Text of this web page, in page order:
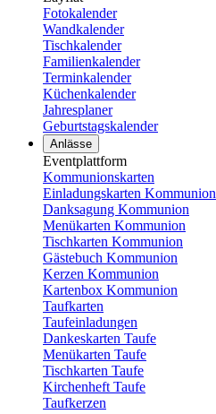
Fotokalender
Wandkalender
Tischkalender
Familienkalender
Terminkalender
Küchenkalender
Jahresplaner
Geburtstagskalender
Anlässe
Eventplattform
Kommunionskarten
Einladungskarten Kommunion
Danksagung Kommunion
Menükarten Kommunion
Tischkarten Kommunion
Gästebuch Kommunion
Kerzen Kommunion
Kartenbox Kommunion
Taufkarten
Taufeinladungen
Dankeskarten Taufe
Menükarten Taufe
Tischkarten Taufe
Kirchenheft Taufe
Taufkerzen